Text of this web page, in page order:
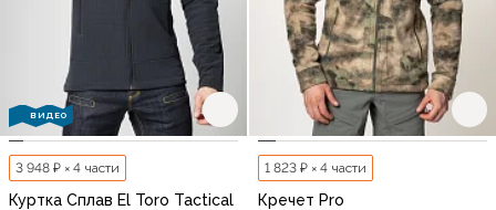
ВИДЕО
3 948 ₽ × 4 части
Куртка Сплав El Toro Tactical
1 823 ₽ × 4 части
Кречет Pro